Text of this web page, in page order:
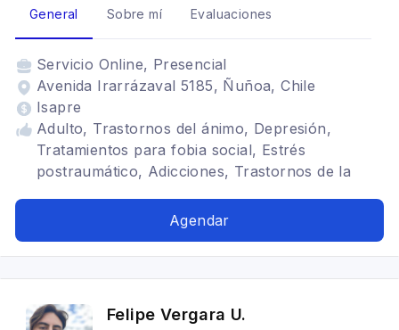
General Sobre mí Evaluaciones
Servicio Online, Presencial
Avenida Irarrázaval 5185, Ñuñoa, Chile
Isapre
Adulto, Trastornos del ánimo, Depresión,
Tratamientos para fobia social, Estrés
postraumático, Adicciones, Trastornos de la
ánimo, Terapia para la ansiedad, Tratamientos
Mindfulness, Trastornos de la personalidad,
Bipolaridad, Terapia de pareja, TDAH
Agendar
Felipe Vergara U.